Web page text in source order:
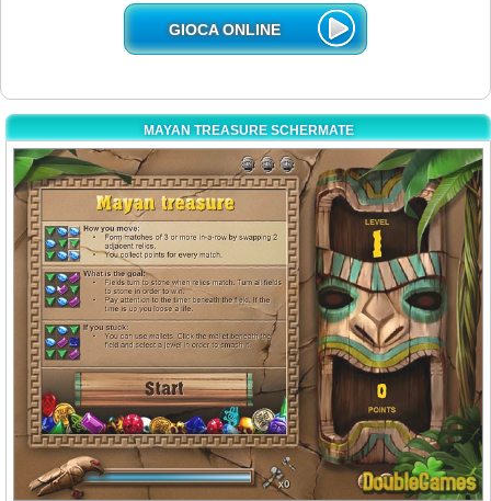
GIOCA ONLINE
MAYAN TREASURE SCHERMATE